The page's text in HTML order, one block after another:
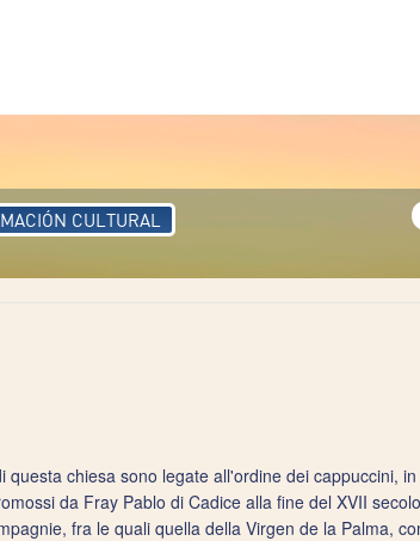
CULTURAL
questa chiesa sono legate all'ordine dei cappuccini,
da Fray Pablo di Cadice alla fine del XVII
fra le quali quella della Virgen de la Palma,